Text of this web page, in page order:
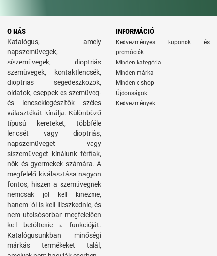
O NÁS
Katalógus, amely
napszemüvegek,
síszemüvegek, dioptriás
szemüvegek, kontaktlencsék,
dioptriás segédeszközök,
oldatok, cseppek és szemüveg-
és lencsekiegészítők széles
választékát kínálja. Különböző
típusú kereteket, többféle
lencsét vagy dioptriás,
napszemüveget vagy
síszemüveget kínálunk férfiak,
nők és gyermekek számára. A
megfelelő kiválasztása nagyon
fontos, hiszen a szemüvegnek
nemcsak jól kell kinéznie,
hanem jól is kell illeszkednie, és
nem utolsósorban megfelelően
kell betöltenie a funkcióját.
Katalógusunkban minőségi
márkás termékeket talál,
INFORMÁCIÓ
Kedvezményes kuponok és
promóciók
Minden kategória
Minden márka
Minden e-shop
Újdonságok
Kedvezmények